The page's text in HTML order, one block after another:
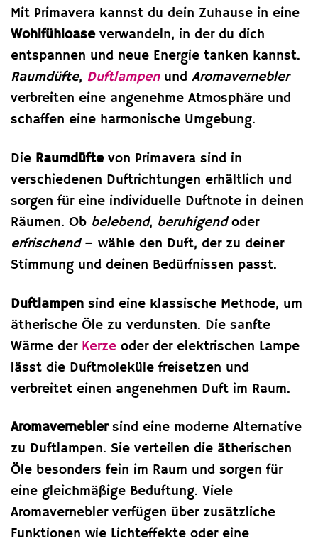
Mit Primavera kannst du dein Zuhause in eine
Wohlfühloaseverwandeln, in der du dich
entspannen und neue Energie tanken kannst.
Raumdüfte, Duftlampenund Aromavernebler
verbreiten eine angenehme Atmosphäre und
schaffen eine harmonische Umgebung.
Die Raumdüftevon Primavera sind in
verschiedenen Duftrichtungen erhältlich und
sorgen für eine individuelle Duftnote in deinen
Räumen. Ob belebend, beruhigendoder
erfrischend– wähle den Duft, der zu deiner
Stimmung und deinen Bedürfnissen passt.
Duftlampen sind eine klassische Methode, um
ätherische Öle zu verdunsten. Die sanfte
Wärme der Kerze oder der elektrischen Lampe
lässt die Duftmoleküle freisetzen und
verbreitet einen angenehmen Duft im Raum.
Aromaverneblersind eine moderne Alternative
zu Duftlampen. Sie verteilen die ätherischen
Öle besonders fein im Raum und sorgen für
eine gleichmäßige Beduftung. Viele
Aromavernebler verfügen über zusätzliche
Funktionen wie Lichteffekte oder eine